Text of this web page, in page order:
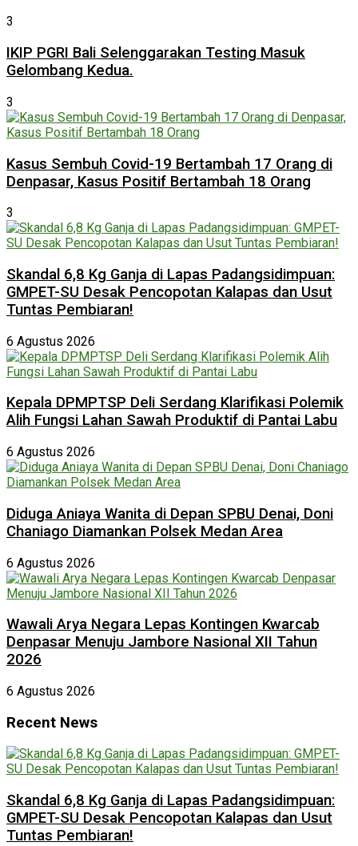
3
IKIP PGRI Bali Selenggarakan Testing Masuk
Gelombang Kedua.
3
Kasus Sembuh Covid-19 Bertambah 17 Orang di
Denpasar, Kasus Positif Bertambah 18 Orang
3
Skandal 6,8 Kg Ganja di Lapas Padangsidimpuan:
GMPET-SU Desak Pencopotan Kalapas dan Usut
Tuntas Pembiaran!
6 Agustus 2026
Kepala DPMPTSP Deli Serdang Klarifikasi Polemik
Alih Fungsi Lahan Sawah Produktif di Pantai Labu
6 Agustus 2026
Diduga Aniaya Wanita di Depan SPBU Denai, Doni
Chaniago Diamankan Polsek Medan Area
6 Agustus 2026
Wawali Arya Negara Lepas Kontingen Kwarcab
Denpasar Menuju Jambore Nasional XII Tahun
2026
6 Agustus 2026
Recent News
Skandal 6,8 Kg Ganja di Lapas Padangsidimpuan:
GMPET-SU Desak Pencopotan Kalapas dan Usut
Tuntas Pembiaran!